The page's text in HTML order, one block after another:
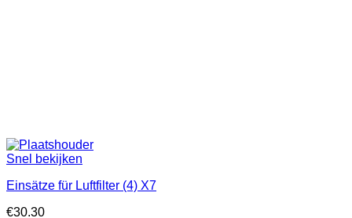
Snel bekijken
Einsätze für Luftfilter (4) X7
€30.30